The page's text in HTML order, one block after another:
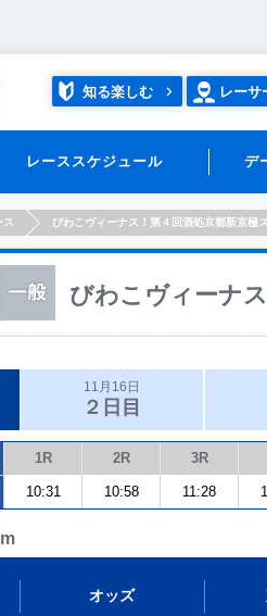
知る楽しむ レーサ
レーススケジュール デ
びわこヴィーナス！第４回酒処京都新京極
びわこヴィーナ
11月16日
２日目
1R 2R 3R
10:31 10:58 11:28
オッズ